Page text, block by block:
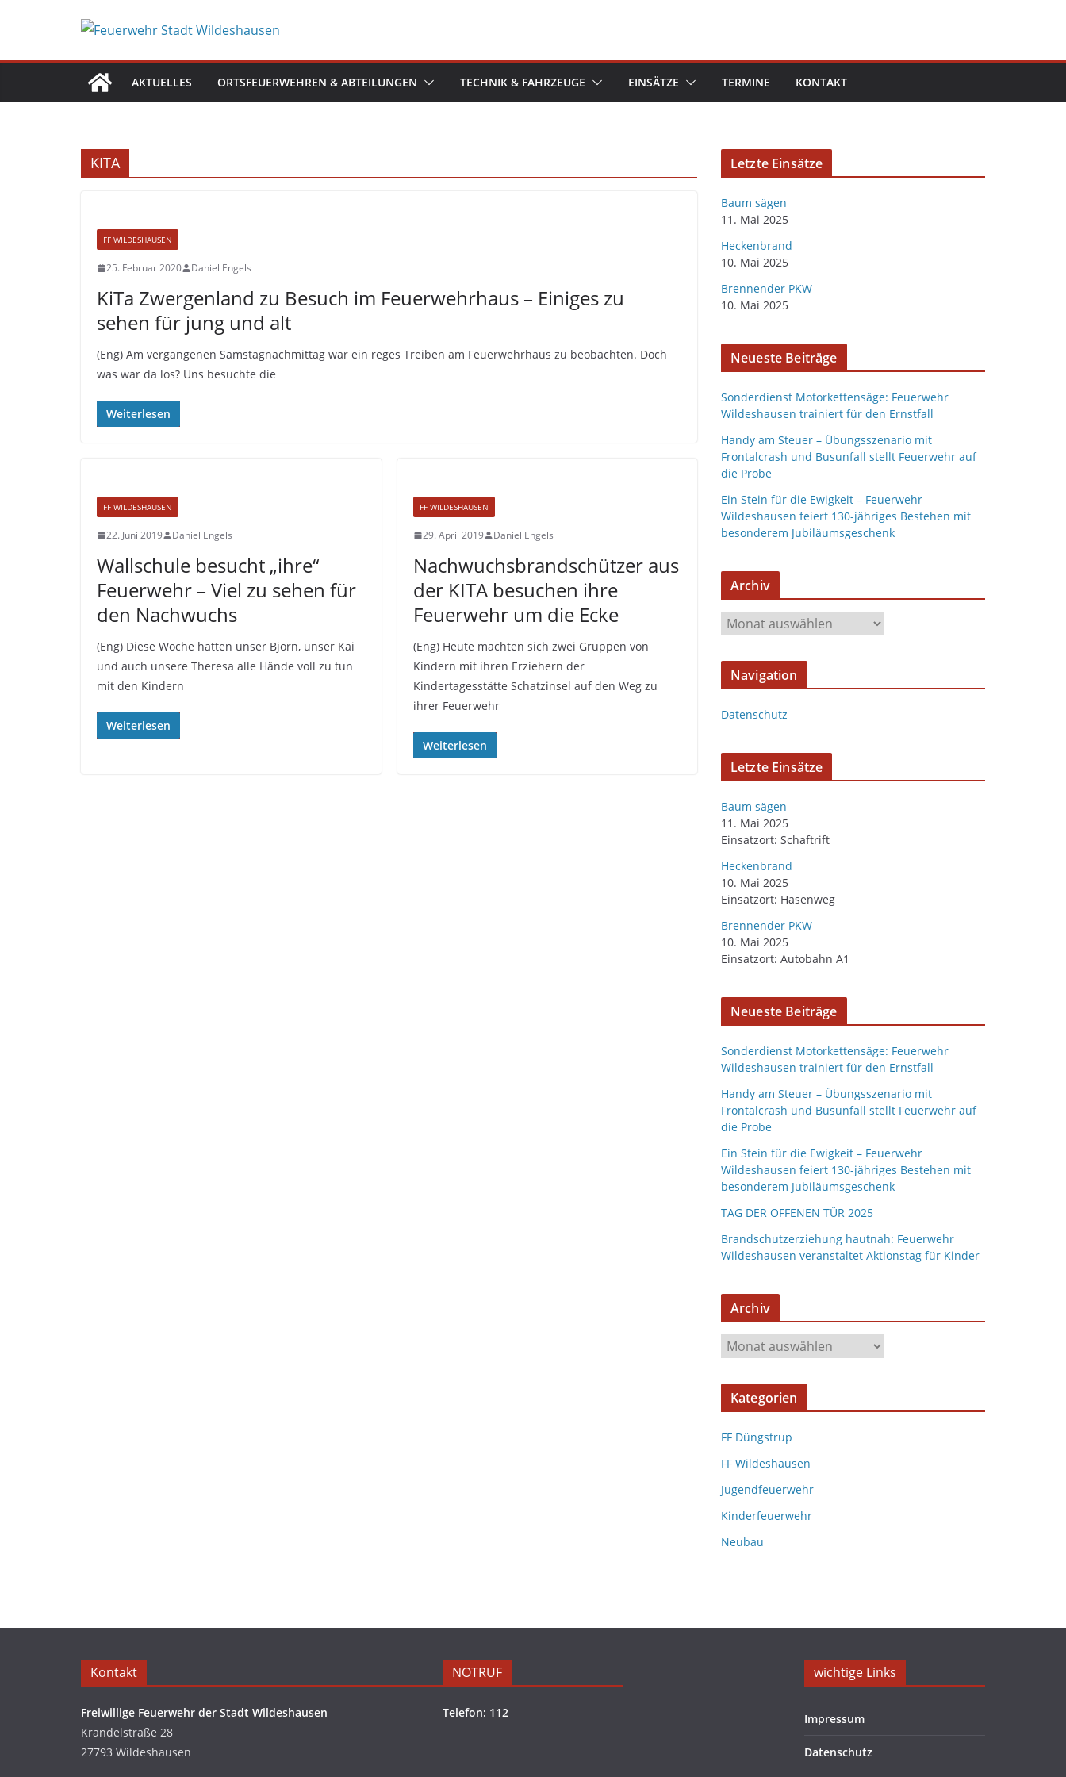
AKTUELLES ORTSFEUERWEHREN & ABTEILUNGEN TECHNIK & FAHRZEUGE EINSÄTZE TERMINE KONTAKT
KITA
FF WILDESHAUSEN
25. Februar 2020 Daniel Engels
KiTa Zwergenland zu Besuch im Feuerwehrhaus – Einiges zu
sehen für jung und alt
(Eng) Am vergangenen Samstagnachmittag war ein reges Treiben am Feuerwehrhaus zu beobachten. Doch
was war da los? Uns besuchte die
Weiterlesen
FF WILDESHAUSEN
22. Juni 2019 Daniel Engels
Wallschule besucht „ihre“
Feuerwehr – Viel zu sehen für
den Nachwuchs
(Eng) Diese Woche hatten unser Björn, unser Kai
und auch unsere Theresa alle Hände voll zu tun
mit den Kindern
Weiterlesen
FF WILDESHAUSEN
29. April 2019 Daniel Engels
Nachwuchsbrandschützer aus
der KITA besuchen ihre
Feuerwehr um die Ecke
(Eng) Heute machten sich zwei Gruppen von
Kindern mit ihren Erziehern der
Kindertagesstätte Schatzinsel auf den Weg zu
ihrer Feuerwehr
Weiterlesen
Letzte Einsätze
Baum sägen
11. Mai 2025
Heckenbrand
10. Mai 2025
Brennender PKW
10. Mai 2025
Neueste Beiträge
Sonderdienst Motorkettensäge: Feuerwehr
Wildeshausen trainiert für den Ernstfall
Handy am Steuer – Übungsszenario mit
Frontalcrash und Busunfall stellt Feuerwehr auf
die Probe
Ein Stein für die Ewigkeit – Feuerwehr
Wildeshausen feiert 130-jähriges Bestehen mit
besonderem Jubiläumsgeschenk
Archiv
r
c
v
Navigation
Datenschutz
Letzte Einsätze
Baum sägen
11. Mai 2025
Einsatzort: Schaftrift
Heckenbrand
10. Mai 2025
Einsatzort: Hasenweg
Brennender PKW
10. Mai 2025
Einsatzort: Autobahn A1
Neueste Beiträge
Sonderdienst Motorkettensäge: Feuerwehr
Wildeshausen trainiert für den Ernstfall
Handy am Steuer – Übungsszenario mit
Frontalcrash und Busunfall stellt Feuerwehr auf
die Probe
Ein Stein für die Ewigkeit – Feuerwehr
Wildeshausen feiert 130-jähriges Bestehen mit
besonderem Jubiläumsgeschenk
TAG DER OFFENEN TÜR 2025
Brandschutzerziehung hautnah: Feuerwehr
Wildeshausen veranstaltet Aktionstag für Kinder
Archiv
r
c
v
Kategorien
FF Düngstrup
FF Wildeshausen
Jugendfeuerwehr
Kinderfeuerwehr
Neubau
Kontakt
Freiwillige Feuerwehr der Stadt Wildeshausen
Krandelstraße 28
27793 Wildeshausen
NOTRUF
Telefon: 112
wichtige Links
Impressum
Datenschutz